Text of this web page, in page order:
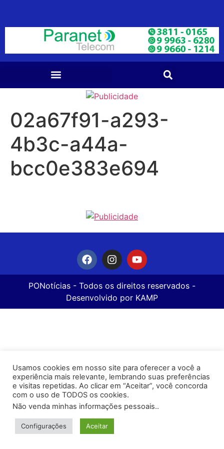
02a67f91-a293-
4b3c-a44a-
bcc0e383e694
PONotícias - Todos os direitos reservados -
Desenvolvido por KAMP
Usamos cookies em nosso site para oferecer a você a
experiência mais relevante, lembrando suas preferências
e visitas repetidas. Ao clicar em “Aceitar”, você concorda
com o uso de TODOS os cookies.
Não venda minhas informações pessoais..
Configurações Aceitar